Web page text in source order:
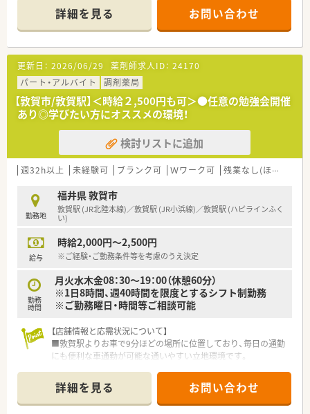
処方箋を応需しており、落ち着いて業務に取り組めます。
■内科や外科から眼科や皮膚科など非常に多岐にわたる幅広い
科目を応需し、居宅への在宅医療にも対応しております。
【法人特徴について】
■福井県敦賀市内に4店舗を展開し、創業から80年という長い歴
史を持ち地域住民から厚い信頼を得ている老舗企業です。
■代表ご自身も現場に入って気さくにコミュニケーションを取
られているため、風通しが良く非常に働きやすい社風です。
■地域への貢献を最優先に考えて採算度外視の設備投資を行う
など、常に患者様第一の姿勢を貫いている温かい法人です。
【職場環境と雰囲気】
■薬剤師と数名の事務スタッフが在籍しており、互いに協力し合
■薬剤師と事務員がしっかりと連携を取り合っており、業務の負
担を軽減できるサポート体制が構築されている職場です。
■充実した設備環境の中で落ち着いて業務を進めることができ、
詳細を見る お問い合わせ
更新日： 2026/06/29 薬剤師求人ID： 24170
パート・アルバイト
調剤薬局
【敦賀市/敦賀駅】＜時給２,500円も可＞●任意の勉強会開催
あり◎学びたい方にオススメの環境！
検討リストに追加
週32h以上 未経験可 ブランク可 Ｗワーク可 残業なし(ほぼなし含む)
勤務地
福井県 敦賀市
敦賀駅 (JR北陸本線)／敦賀駅 (JR小浜線)／敦賀駅 (ハピラインふく
い)
給与
時給2,000円～2,500円
※ご経験・ご勤務条件等を考慮のうえ決定
勤務
時間
月火水木金08：30～19：00（休憩60分）
※1日8時間、週40時間を限度とするシフト制勤務
※ご勤務曜日・時間等ご相談可能
【店舗情報と応需状況について】
■敦賀駅よりお車で9分ほどの場所に位置しており、毎日の通勤
にも便利な車通勤が可能な通いやすい立地環境です。
処方箋を応需しており、落ち着いて業務に取り組めます。
■内科や外科から眼科や皮膚科など非常に多岐にわたる幅広い
科目を応需し、居宅への在宅医療にも対応しております。
詳細を見る お問い合わせ